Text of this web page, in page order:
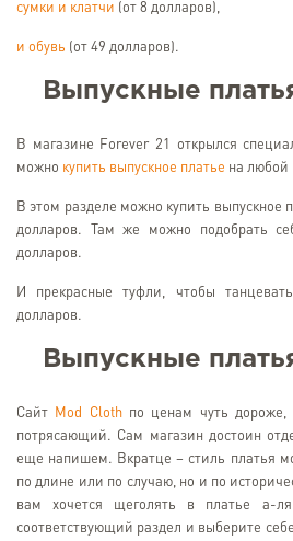
сумки и клатчи (от 8 долларов),
и обувь (от 49 долларов).
Выпускные
В магазине Forever 21 открылся
можно купить выпускное платье на любой
В этом разделе можно купить выпускное
долларов. Там же можно подобрать
долларов.
И прекрасные туфли, чтобы
долларов.
Выпускные
Сайт Mod Clothпо ценам чуть дороже,
потрясающий. Сам магазин достоин
еще напишем. Вкратце – стиль платья
по длине или по случаю, но и по
вам хочется щеголять в платье а-
соответствующий раздел и выберите